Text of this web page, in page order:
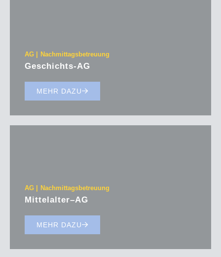
AG Nachmittagsbetreuung
Geschichts-AG
MEHR DAZU
AG Nachmittagsbetreuung
Mittelalter–AG
MEHR DAZU